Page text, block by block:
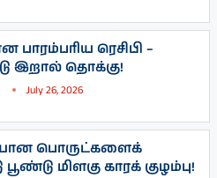
பாரம்பரிய ரெசிபி –
இறால் தொக்கு!
July 26, 2026
பொருட்களைக்
மிளகு காரக் குழம்பு!